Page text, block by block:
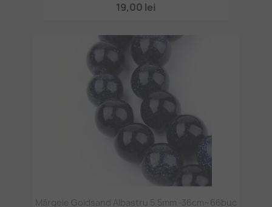
19,00 lei
Mărgele Goldsand Albastru 5.5mm -36cm~66buc